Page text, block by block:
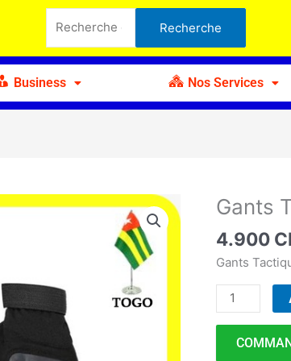
pour :
Recherche
Business Nos Services
Gants
4.900
Gants
quantité
Gants
Tactiques
doigts